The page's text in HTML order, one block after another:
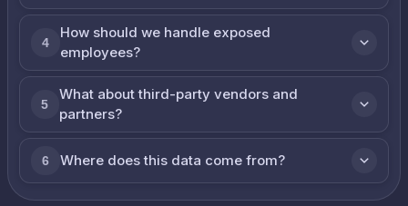
4
How should we handle exposed
employees?
5
What about third-party vendors and
partners?
6 Where does this data come from?